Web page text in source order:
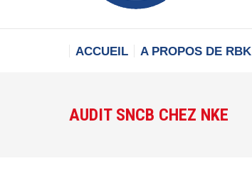
ACCUEIL A PROPOS DE RBK
AUDIT SNCB CHEZ NKE